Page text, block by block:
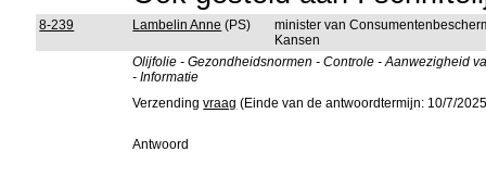
8-239 Lambelin Anne (PS)
minister van
Kansen
Olijfolie - Gezondheidsnormen - Controle - Aanwezigheid
- Informatie
Verzendingvraag (Einde van de antwoordtermijn: 10/7/
Antwoord